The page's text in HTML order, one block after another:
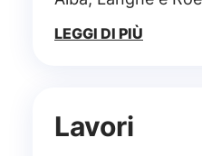
LEGGI DI PIÙ
Lavori